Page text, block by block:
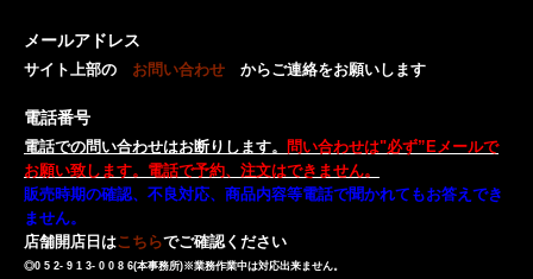
メールアドレス
サイト上部の お問い合わせ からご連絡をお願いします
電話番号
電話での問い合わせはお断りします。
問い合わせは"必ず”Eメールで
お願い致します。電話で予約、注文はできません。
販売時期の確認、不良対応、商品内容等電話で聞かれてもお答えでき
ません。
店舗開店日はこちらでご確認ください
◎0 5 2- 9 1 3- 0 0 8 6(本事務所)※業務作業中は対応出来ません。